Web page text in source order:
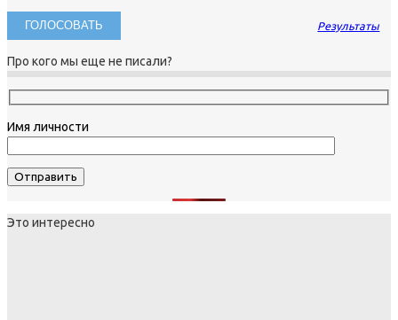
Результаты
Про кого мы еще не писали?
Имя личности
Это интересно